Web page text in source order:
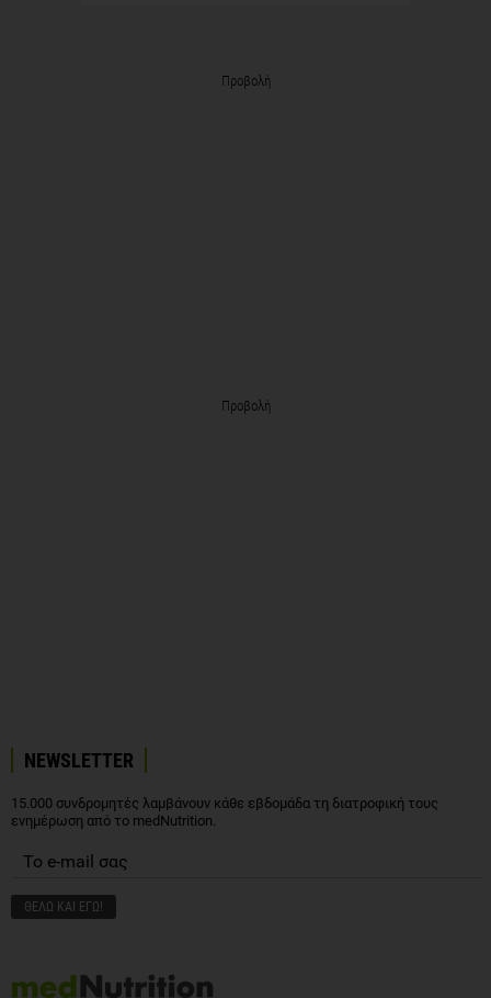
Προβολή
Προβολή
NEWSLETTER
15.000 συνδρομητές λαμβάνουν κάθε εβδομάδα τη διατροφική τους
ενημέρωση από το medNutrition.